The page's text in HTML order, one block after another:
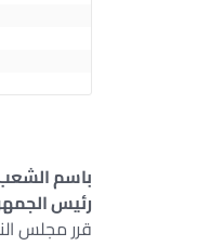
باسم
رئيس
قرر مجلس